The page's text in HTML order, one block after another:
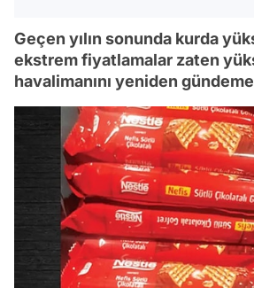
Geçen yılın sonunda kurda
ekstrem fiyatlamalar zaten
havalimanını yeniden gündeme